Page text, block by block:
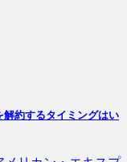
約するタイミングはい